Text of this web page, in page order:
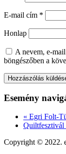
E-mail cím *
Honlap
A nevem, e-
böngészőben a
Esemény
« Egri Folt-
Quiltfesztivál
Copyright © 2022.